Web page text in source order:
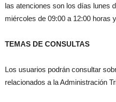
las atenciones son los días lunes
miércoles de 09:00 a 12:00 horas
TEMAS DE CONSULTAS
Los usuarios podrán consultar
relacionados a la Administración